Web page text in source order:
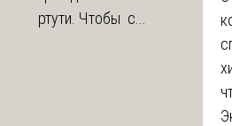
ртути. Чтобы с...